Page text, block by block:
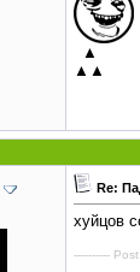
▲
▲▲
Re:
хуйцов
----------